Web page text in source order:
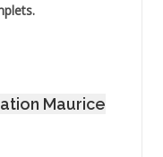
.
Maurice